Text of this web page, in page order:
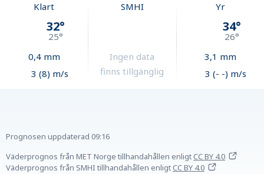
Klart
32°
25°
0,4mm
3 (8) m/s
SMHI
Ingen data
finns tillgänglig
Yr
34°
26°
3,1 mm
3 (- -) m/s
Prognosen uppdaterad 09:16
Väderprognos från MET Norge tillhandahållen enligtCC BY 4.0
Väderprognos från SMHI tillhandahållen enligtCC BY 4.0